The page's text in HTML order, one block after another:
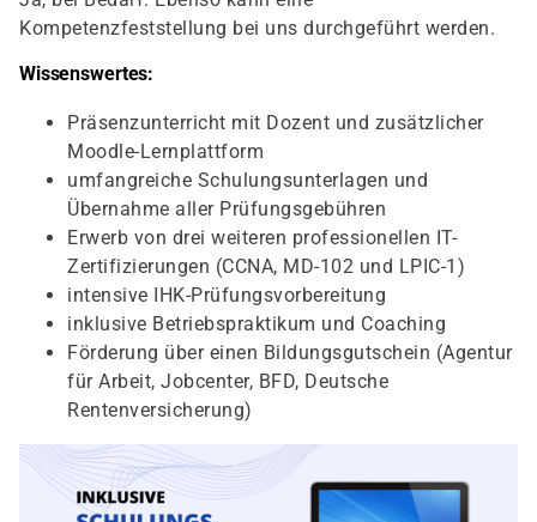
Kompetenzfeststellung bei uns durchgeführt werden.
Wissenswertes:
Präsenzunterricht mit Dozent und zusätzlicher
Moodle-Lernplattform
umfangreiche Schulungsunterlagen und
Übernahme aller Prüfungsgebühren
Erwerb von drei weiteren professionellen IT-
Zertifizierungen (CCNA, MD-102 und LPIC-1)
intensive IHK-Prüfungsvorbereitung
inklusive Betriebspraktikum und Coaching
Förderung über einen Bildungsgutschein (Agentur
für Arbeit, Jobcenter, BFD, Deutsche
Rentenversicherung)